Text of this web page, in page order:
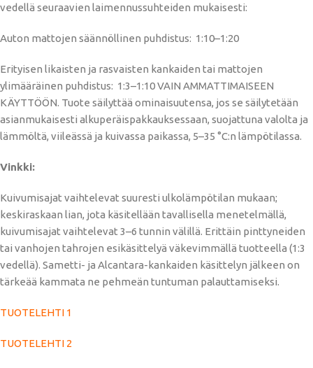
vedellä seuraavien laimennussuhteiden mukaisesti:
Auton mattojen säännöllinen puhdistus: 1:10–1:20
Erityisen likaisten ja rasvaisten kankaiden tai mattojen
ylimääräinen puhdistus: 1:3–1:10 VAIN AMMATTIMAISEEN
KÄYTTÖÖN. Tuote säilyttää ominaisuutensa, jos se säilytetään
asianmukaisesti alkuperäispakkauksessaan, suojattuna valolta ja
lämmöltä, viileässä ja kuivassa paikassa, 5–35 °C:n lämpötilassa.
Vinkki:
Kuivumisajat vaihtelevat suuresti ulkolämpötilan mukaan;
keskiraskaan lian, jota käsitellään tavallisella menetelmällä,
kuivumisajat vaihtelevat 3–6 tunnin välillä. Erittäin pinttyneiden
tai vanhojen tahrojen esikäsittelyä väkevimmällä tuotteella (1:3
vedellä). Sametti- ja Alcantara-kankaiden käsittelyn jälkeen on
tärkeää kammata ne pehmeän tuntuman palauttamiseksi.
TUOTELEHTI 1
TUOTELEHTI 2